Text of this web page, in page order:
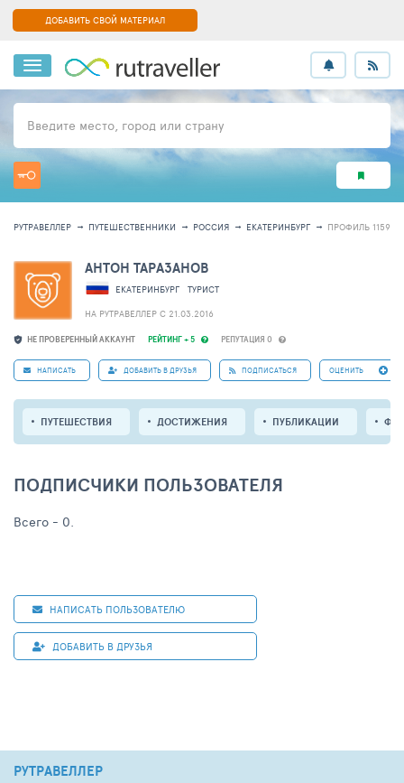
ДОБАВИТЬ СВОЙ МАТЕРИАЛ
Введите место, город или страну
РУТРАВЕЛЛЕР ПУТЕШЕСТВЕННИКИ РОССИЯ ЕКАТЕРИНБУРГ ПРОФИЛЬ
НЕ ПРОВЕРЕННЫЙ АККАУНТ РЕЙТИНГ + 5 РЕПУТАЦИЯ 0
АНТОН ТАРАЗАНОВ
ЕКАТЕРИНБУРГ
ТУРИСТ
НА РУТРАВЕЛЛЕР C 21.03.2016
НАПИСАТЬ ДОБАВИТЬ В ДРУЗЬЯ ПОДПИСАТЬСЯ ОЦЕНИТЬ
ПУТЕШЕСТВИЯ ДОСТИЖЕНИЯ ПУБЛИКАЦИИ
ПОДПИСЧИКИ ПОЛЬЗОВАТЕЛЯ
Всего - 0.
НАПИСАТЬ ПОЛЬЗОВАТЕЛЮ
ДОБАВИТЬ В ДРУЗЬЯ
РУТРАВЕЛЛЕР